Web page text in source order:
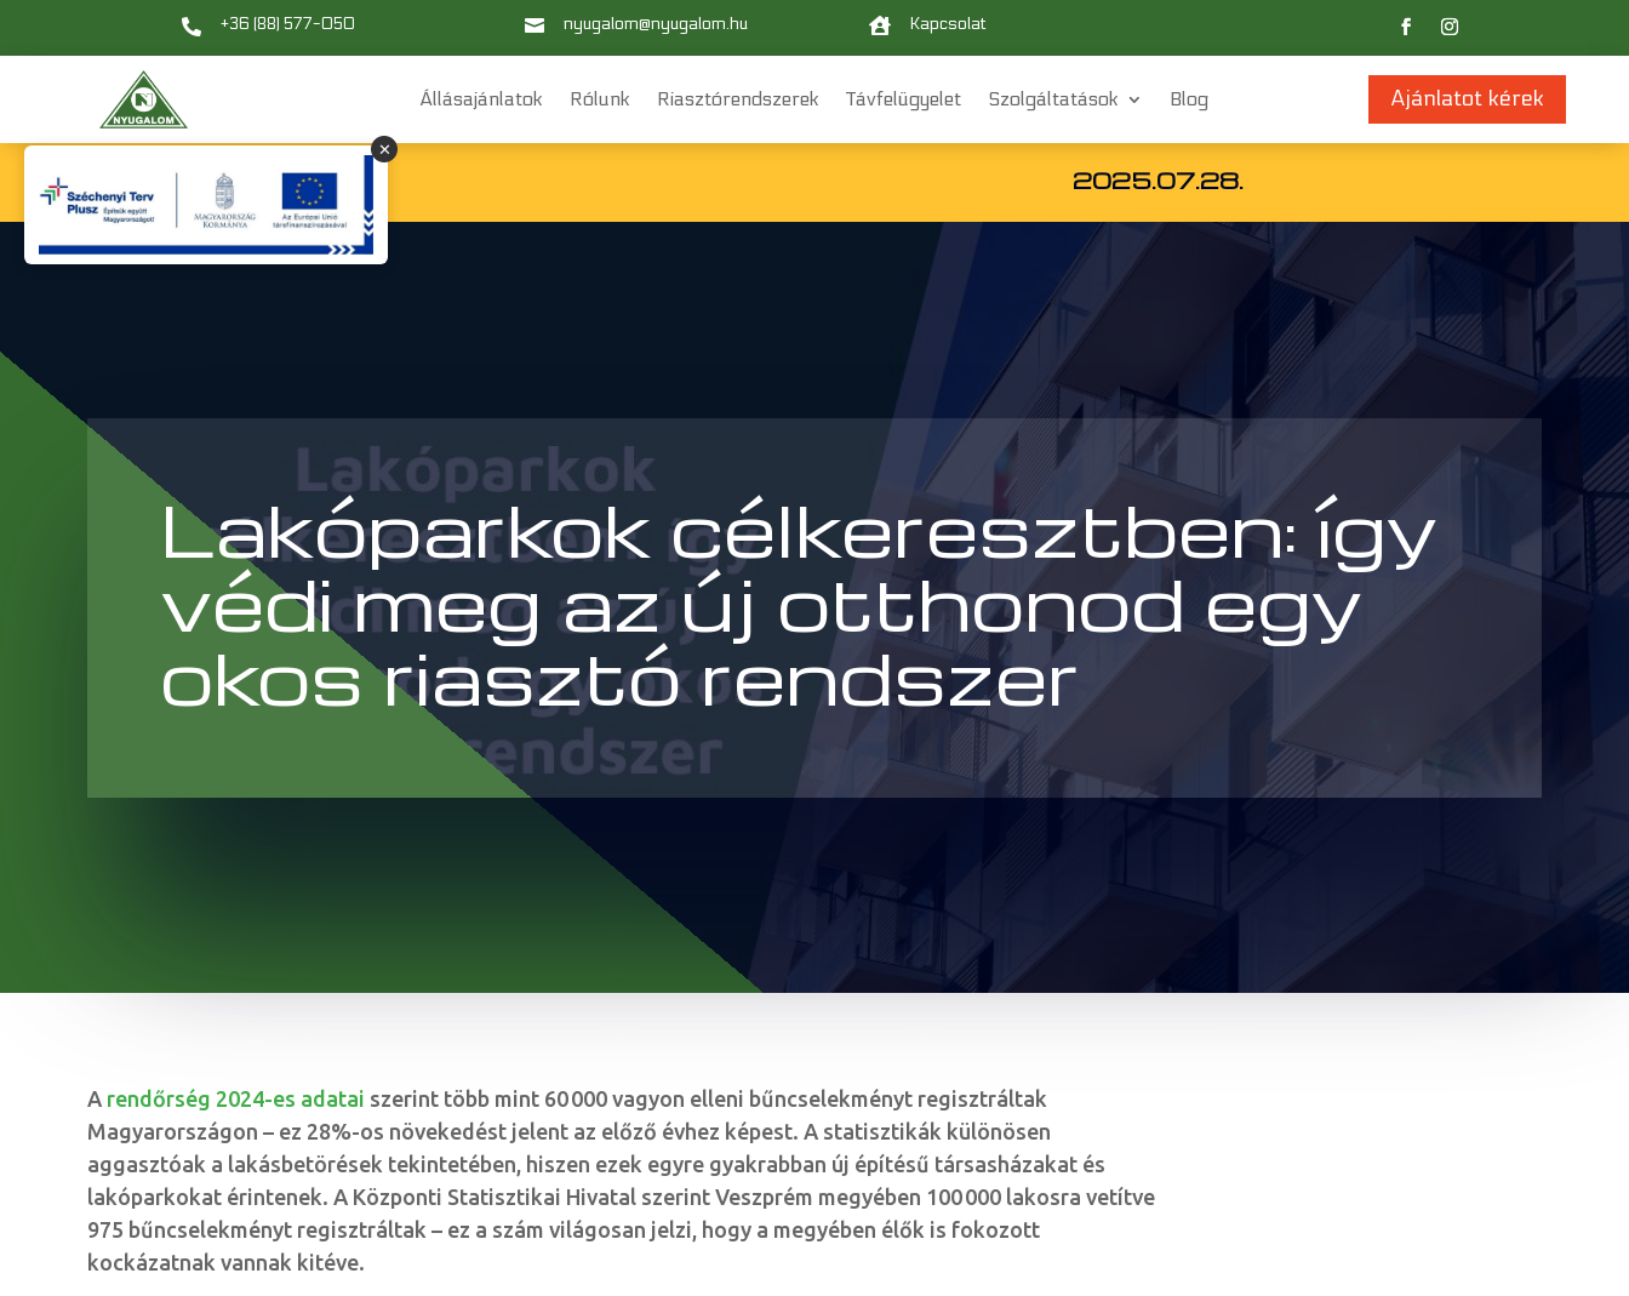
 +36 (88) 577-050  nyugalom@nyugalom.hu  Kapcsolat
Állásajánlatok Rólunk Riasztórendszerek Távfelügyelet Szolgáltatások Blog Ajánlatot kérek
2025.07.28.
Lakóparkok célkeresztben: így
védi meg az új otthonod egy
okos riasztó rendszer
A rendőrség 2024-es adatai szerint több mint 60 000 vagyon elleni bűncselekményt regisztráltak
Magyarországon – ez 28%-os növekedést jelent az előző évhez képest. A statisztikák különösen
aggasztóak a lakásbetörések tekintetében, hiszen ezek egyre gyakrabban új építésű társasházakat és
lakóparkokat érintenek. A Központi Statisztikai Hivatal szerint Veszprém megyében 100 000 lakosra vetítve
975 bűncselekményt regisztráltak – ez a szám világosan jelzi, hogy a megyében élők is fokozott
kockázatnak vannak kitéve.
✕